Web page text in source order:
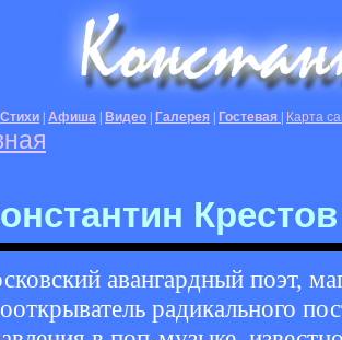
Стихи Афиша Видео Галерея Гостевая Карта
Крестов
авангардный поэт,
радикального